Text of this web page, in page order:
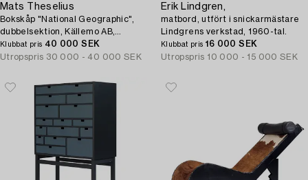
Mats Theselius
Bokskåp "National Geographic",
dubbelsektion, Källemo AB,
Värnamo, nr 76 och 77.
Klubbat pris 40 000 SEK
Utropspris 30 000 - 40 000 SEK
Erik Lindgren,
matbord, utfört i snickarmästare
Lindgrens verkstad, 1960-tal.
Klubbat pris 16 000 SEK
Utropspris 10 000 - 15 000 SEK